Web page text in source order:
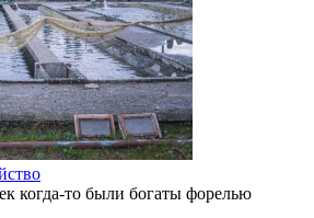
когда-то были богаты форелью